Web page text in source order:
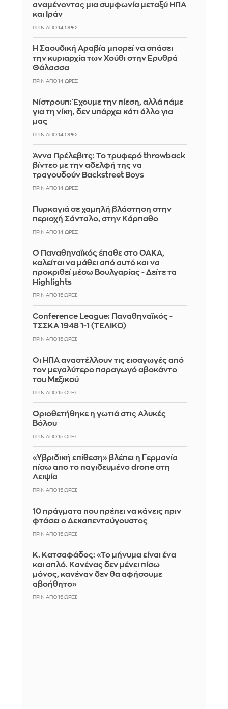
αναμένοντας μια συμφωνία μεταξύ ΗΠΑ
και Ιράν
ΠΡΙΝ ΑΠΌ 14 ΏΡΕΣ
Η Σαουδική Αραβία μπορεί να σπάσει
την κυριαρχία των Χούθι στην Ερυθρά
Θάλασσα
ΠΡΙΝ ΑΠΌ 14 ΏΡΕΣ
Νίστρουπ: Έχουμε την πίεση, αλλά πάμε
για τη νίκη, δεν υπάρχει κάτι άλλο για
μας
ΠΡΙΝ ΑΠΌ 14 ΏΡΕΣ
Άννα Πρέλεβιτς: Το τρυφερό throwback
βίντεο με την αδελφή της να
τραγουδούν Backstreet Boys
ΠΡΙΝ ΑΠΌ 14 ΏΡΕΣ
Πυρκαγιά σε χαμηλή βλάστηση στην
περιοχή Σάνταλο, στην Κάρπαθο
ΠΡΙΝ ΑΠΌ 14 ΏΡΕΣ
Ο Παναθηναϊκός έπαθε στο ΟΑΚΑ,
καλείται να μάθει από αυτό και να
προκριθεί μέσω Βουλγαρίας - Δείτε τα
Highlights
ΠΡΙΝ ΑΠΌ 15 ΏΡΕΣ
Conference League: Παναθηναϊκός -
ΤΣΣΚΑ 1948 1-1 (ΤΕΛΙΚΟ)
ΠΡΙΝ ΑΠΌ 15 ΏΡΕΣ
Οι ΗΠΑ αναστέλλουν τις εισαγωγές από
τον μεγαλύτερο παραγωγό αβοκάντο
του Μεξικού
ΠΡΙΝ ΑΠΌ 15 ΏΡΕΣ
Οριοθετήθηκε η γωτιά στις Αλυκές
Βόλου
ΠΡΙΝ ΑΠΌ 15 ΏΡΕΣ
«Υβριδική επίθεση» βλέπει η Γερμανία
πίσω απο το παγιδευμένο drone στη
Λειψία
ΠΡΙΝ ΑΠΌ 15 ΏΡΕΣ
10 πράγματα που πρέπει να κάνεις πριν
φτάσει ο Δεκαπενταύγουστος
ΠΡΙΝ ΑΠΌ 15 ΏΡΕΣ
Κ. Κατσαφάδος: «Το μήνυμα είναι ένα
και απλό. Κανένας δεν μένει πίσω
μόνος, κανέναν δεν θα αφήσουμε
αβοήθητο»
ΠΡΙΝ ΑΠΌ 15 ΏΡΕΣ